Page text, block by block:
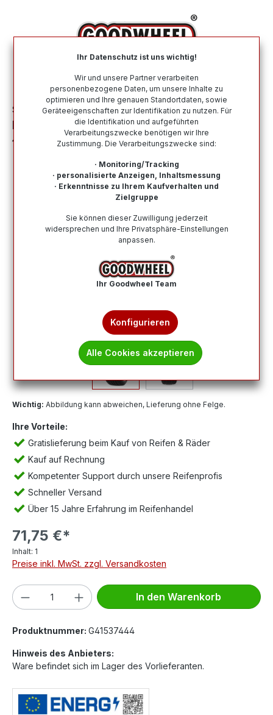
Sommerreifen Nach Größe 255 55 R18
BERLIN TIRES SUMMER UHP 1 255/55R18
105V BSW
Wichtig: Abbildung kann abweichen, Lieferung ohne Felge.
Ihre Vorteile:
Gratislieferung beim Kauf von Reifen & Räder
Kauf auf Rechnung
Kompetenter Support durch unsere Reifenprofis
Schneller Versand
Über 15 Jahre Erfahrung im Reifenhandel
71,75 €*
Inhalt: 1
Preise inkl. MwSt. zzgl. Versandkosten
Produkt Anzahl: Gib den gewünschten
In den Warenkorb
Produktnummer: G41537444
Hinweis des Anbieters:
Ware befindet sich im Lager des Vorlieferanten.
Ihr Datenschutz ist uns wichtig!
Wir und unsere Partner verarbeiten
personenbezogene Daten, um unsere Inhalte zu
optimieren und Ihre genauen Standortdaten, sowie
Geräteeigenschaften zur Identifikation zu nutzen. Für
die Identifikation und aufgeführten
Verarbeitungszwecke benötigen wir Ihre
Zustimmung. Die Verarbeitungszwecke sind:
· Monitoring/Tracking
· personalisierte Anzeigen, Inhaltsmessung
· Erkenntnisse zu Ihrem Kaufverhalten und
Zielgruppe
Sie können dieser Zuwilligung jederzeit
widersprechen und Ihre Privatsphäre-Einstellungen
anpassen.
Ihr Goodwheel Team
Konfigurieren
Alle Cookies akzeptieren